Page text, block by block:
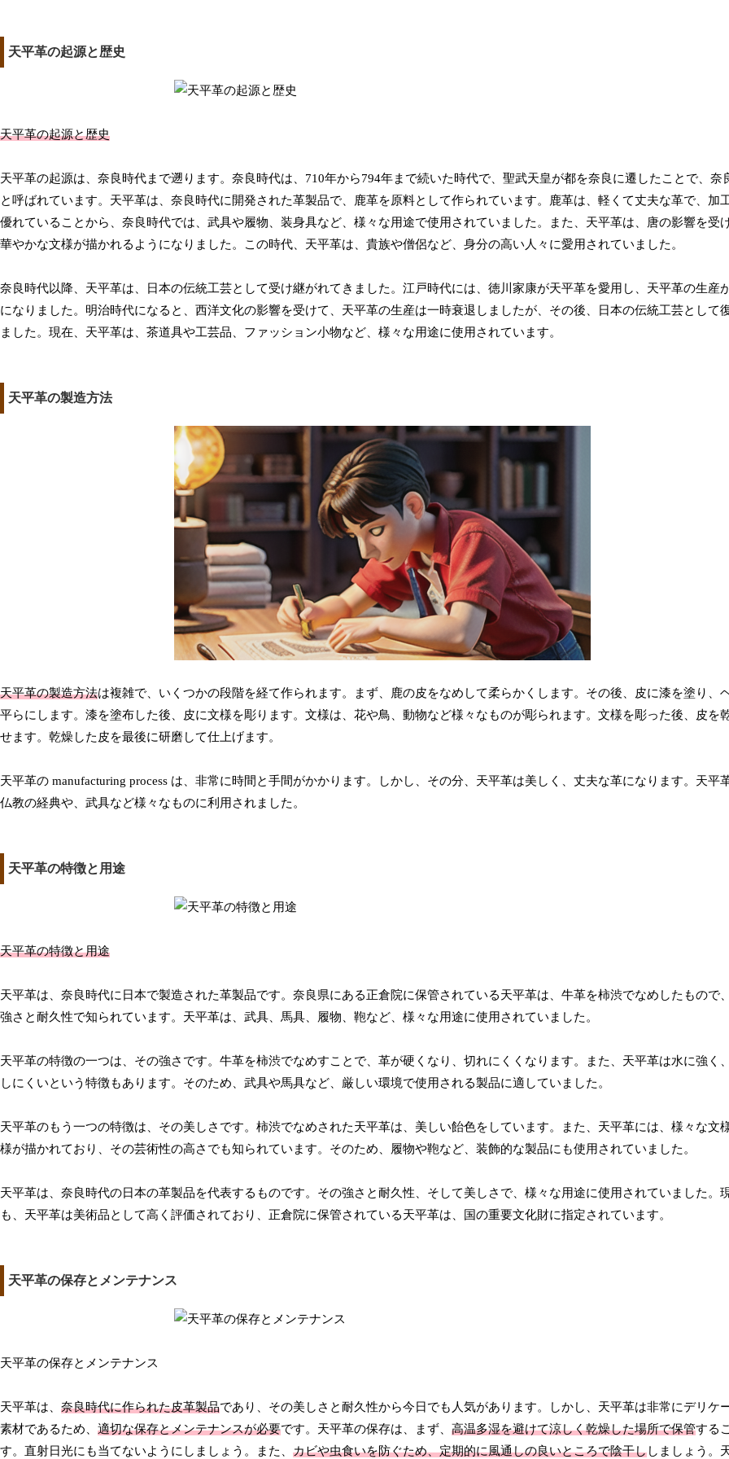
天平革の起源と歴史
天平革の起源と歴史
天平革の起源は、奈良時代まで遡ります。奈良時代は、710年から794年まで続いた時代で、聖武天皇が都を奈良に遷したことで、奈
と呼ばれています。天平革は、奈良時代に開発された革製品で、鹿革を原料として作られています。鹿革は、軽くて丈夫な革で、加
優れていることから、奈良時代では、武具や履物、装身具など、様々な用途で使用されていました。また、天平革は、唐の影響を受け
華やかな文様が描かれるようになりました。この時代、天平革は、貴族や僧侶など、身分の高い人々に愛用されていました。
奈良時代以降、天平革は、日本の伝統工芸として受け継がれてきました。江戸時代には、徳川家康が天平革を愛用し、天平革の生産
になりました。明治時代になると、西洋文化の影響を受けて、天平革の生産は一時衰退しましたが、その後、日本の伝統工芸として
ました。現在、天平革は、茶道具や工芸品、ファッション小物など、様々な用途に使用されています。
天平革の製造方法
天平革の製造方法は複雑で、いくつかの段階を経て作られます。まず、鹿の皮をなめして柔らかくします。その後、皮に漆を塗り、
平らにします。漆を塗布した後、皮に文様を彫ります。文様は、花や鳥、動物など様々なものが彫られます。文様を彫った後、皮を
せます。乾燥した皮を最後に研磨して仕上げます。
天平革の manufacturing process は、非常に時間と手間がかかります。しかし、その分、天平革は美しく、丈夫な革になります。天平革
仏教の経典や、武具など様々なものに利用されました。
天平革の特徴と用途
天平革の特徴と用途
天平革は、奈良時代に日本で製造された革製品です。奈良県にある正倉院に保管されている天平革は、牛革を柿渋でなめしたもので
強さと耐久性で知られています。天平革は、武具、馬具、履物、鞄など、様々な用途に使用されていました。
天平革の特徴の一つは、その強さです。牛革を柿渋でなめすことで、革が硬くなり、切れにくくなります。また、天平革は水に強く
しにくいという特徴もあります。そのため、武具や馬具など、厳しい環境で使用される製品に適していました。
天平革のもう一つの特徴は、その美しさです。柿渋でなめされた天平革は、美しい飴色をしています。また、天平革には、様々な文
様が描かれており、その芸術性の高さでも知られています。そのため、履物や鞄など、装飾的な製品にも使用されていました。
天平革は、奈良時代の日本の革製品を代表するものです。その強さと耐久性、そして美しさで、様々な用途に使用されていました。
も、天平革は美術品として高く評価されており、正倉院に保管されている天平革は、国の重要文化財に指定されています。
天平革の保存とメンテナンス
天平革の保存とメンテナンス
天平革は、 奈良時代に作られた皮革製品であり、その美しさと耐久性から今日でも人気があります。しかし、天平革は非常にデリケ
素材であるため、 適切な保存とメンテナンスが必要です。天平革の保存は、まず、 高温多湿を避けて涼しく乾燥した場所で保管する
す。直射日光にも当てないようにしましょう。また、 カビや虫食いを防ぐため、定期的に風通しの良いところで陰干ししましょう。